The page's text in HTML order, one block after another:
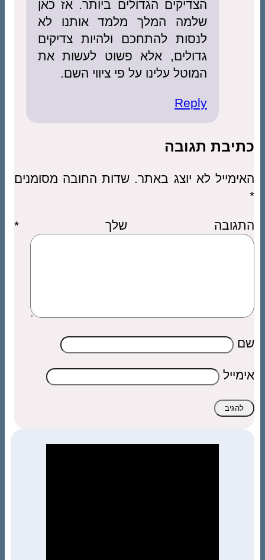
הצדיקים הגדולים ביותר. אז כאן
שלמה המלך מלמד אותנו לא
לנסות להתחכם ולהיות צדיקים
גדולים, אלא פשוט לעשות את
המוטל עלינו על פי ציווי השם.
Reply
כתיבת תגובה
האימייל לא יוצג באתר. שדות החובה מסומנים
*
התגובה שלך*
שם
אימייל